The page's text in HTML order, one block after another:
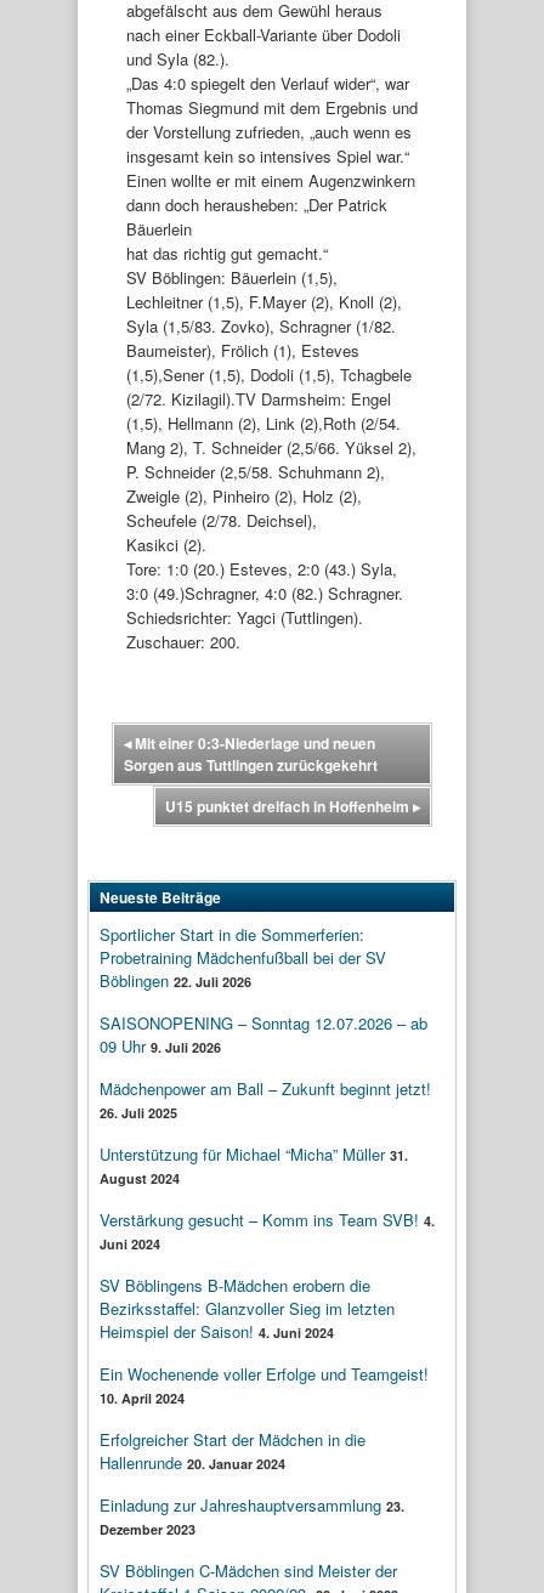
abgefälscht aus dem Gewühl heraus
nach einer Eckball-Variante über Dodoli
und Syla (82.).
„Das 4:0 spiegelt den Verlauf wider“, war
Thomas Siegmund mit dem Ergebnis und
der Vorstellung zufrieden, „auch wenn es
insgesamt kein so intensives Spiel war.“
Einen wollte er mit einem Augenzwinkern
dann doch herausheben: „Der Patrick
Bäuerlein
hat das richtig gut gemacht.“
SV Böblingen: Bäuerlein (1,5),
Lechleitner (1,5), F.Mayer (2), Knoll (2),
Syla (1,5/83. Zovko), Schragner (1/82.
Baumeister), Frölich (1), Esteves
(1,5),Sener (1,5), Dodoli (1,5), Tchagbele
(2/72. Kizilagil).TV Darmsheim: Engel
(1,5), Hellmann (2), Link (2),Roth (2/54.
Mang 2), T. Schneider (2,5/66. Yüksel 2),
P. Schneider (2,5/58. Schuhmann 2),
Zweigle (2), Pinheiro (2), Holz (2),
Scheufele (2/78. Deichsel),
Kasikci (2).
Tore: 1:0 (20.) Esteves, 2:0 (43.) Syla,
3:0 (49.)Schragner, 4:0 (82.) Schragner.
Schiedsrichter: Yagci (Tuttlingen).
Zuschauer: 200.
◂Mit einer 0:3-Niederlage und neuen
Sorgen aus Tuttlingen zurückgekehrt
U15 punktet dreifach in Hoffenheim ▸
Neueste Beiträge
Sportlicher Start in die Sommerferien:
Probetraining Mädchenfußball bei der SV
Böblingen 22. Juli 2026
SAISONOPENING – Sonntag 12.07.2026 – ab
09 Uhr 9. Juli 2026
Mädchenpower am Ball – Zukunft beginnt jetzt!
26. Juli 2025
Unterstützung für Michael “Micha” Müller 31.
August 2024
Verstärkung gesucht – Komm ins Team SVB! 4.
Juni 2024
SV Böblingens B-Mädchen erobern die
Bezirksstaffel: Glanzvoller Sieg im letzten
Heimspiel der Saison! 4. Juni 2024
Ein Wochenende voller Erfolge und Teamgeist!
10. April 2024
Erfolgreicher Start der Mädchen in die
Hallenrunde 20. Januar 2024
Einladung zur Jahreshauptversammlung 23.
Dezember 2023
SV Böblingen C-Mädchen sind Meister der